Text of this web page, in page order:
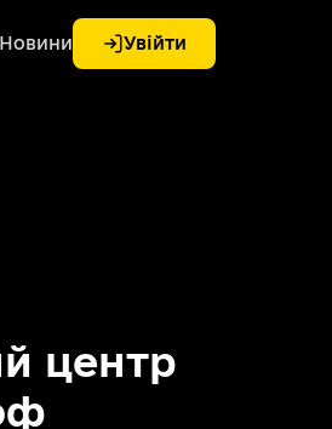
Новини Увійти
центр